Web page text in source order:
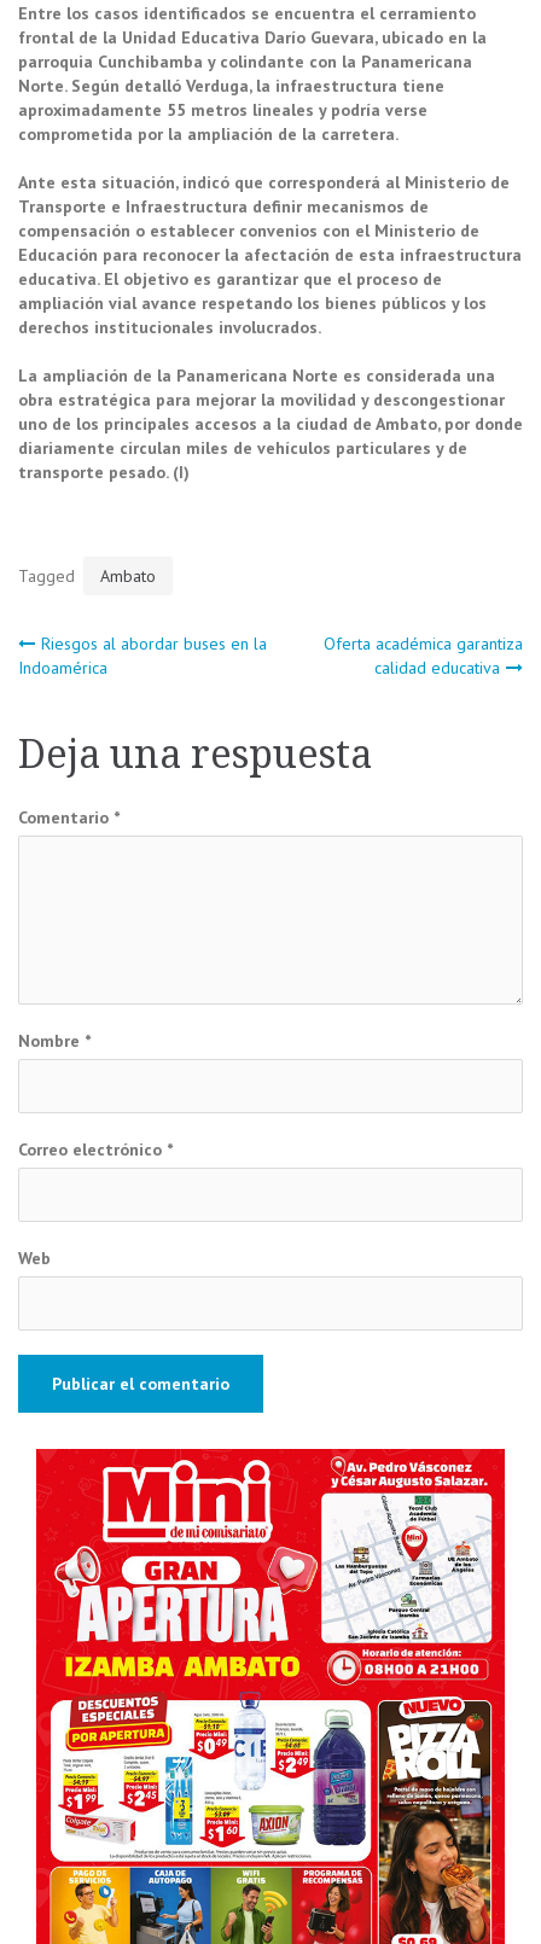
Entre los casos identificados se encuentra el cerramiento
frontal de la Unidad Educativa Darío Guevara, ubicado en la
parroquia Cunchibamba y colindante con la Panamericana
Norte. Según detalló Verduga, la infraestructura tiene
aproximadamente 55 metros lineales y podría verse
comprometida por la ampliación de la carretera.
Ante esta situación, indicó que corresponderá al Ministerio de
Transporte e Infraestructura definir mecanismos de
compensación o establecer convenios con el Ministerio de
Educación para reconocer la afectación de esta infraestructura
educativa. El objetivo es garantizar que el proceso de
ampliación vial avance respetando los bienes públicos y los
derechos institucionales involucrados.
La ampliación de la Panamericana Norte es considerada una
obra estratégica para mejorar la movilidad y descongestionar
uno de los principales accesos a la ciudad de Ambato, por donde
diariamente circulan miles de vehículos particulares y de
transporte pesado. (I)
Tagged Ambato
Navegación
entradas
Riesgos al abordar buses en la
Indoamérica
Oferta académica garantiza
calidad educativa
Deja una respuesta
Comentario *
Nombre *
Correo electrónico *
Web